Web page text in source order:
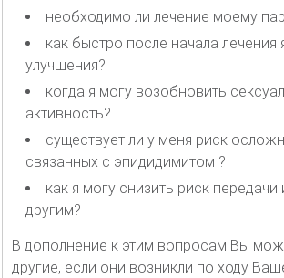
необходимо ли лечение моему
как быстро после начала лечения
улучшения?
когда я могу возобновить
активность?
существует ли у меня риск
связанных с эпидидимитом ?
как я могу снизить риск передачи
другим?
В дополнение к этим вопросам Вы
другие, если они возникли по ходу